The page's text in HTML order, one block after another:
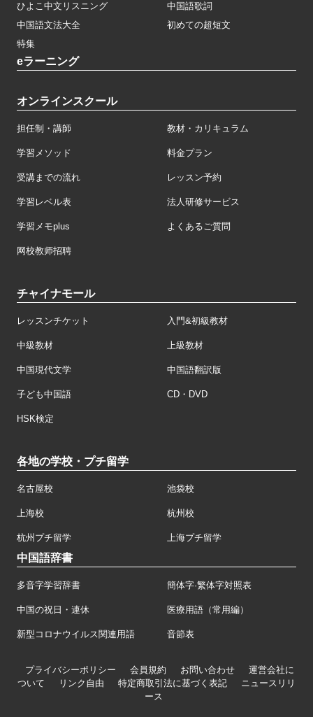
ひよこ中文リスニング
中国語歌詞
中国語文法大全
初めての超短文
特集
eラーニング
オンラインスクール
担任制・講師 教材・カリキュラム
学習メソッド 料金プラン
受講までの流れ レッスン予約
学習レベル表 法人研修サービス
学習メモplus よくあるご質問
网校教师招聘
チャイナモール
レッスンチケット 入門&初級教材
中級教材 上級教材
中国現代文学 中国語翻訳版
子ども中国語 CD・DVD
HSK検定
各地の学校・プチ留学
名古屋校 池袋校
上海校 杭州校
杭州プチ留学 上海プチ留学
中国語辞書
多音字学習辞書 簡体字·繁体字対照表
中国の祝日・連休 医療用語（常用編）
新型コロナウイルス関連用語 音節表
プライバシーポリシー 会員規約 お問い合わせ
運営会社に
ついて
リンク自由 特定商取引法に基づく表記
ニュースリリ
ース